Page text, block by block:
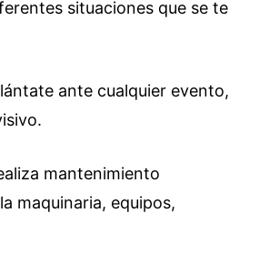
situaciones que se te
ante cualquier evento,
mantenimiento
maquinaria, equipos,